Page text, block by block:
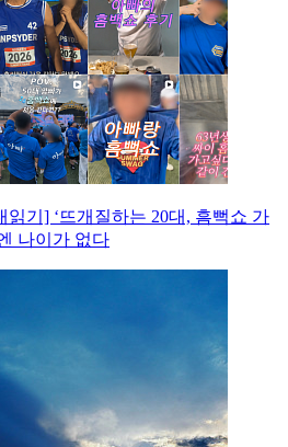
읽기] ‘뜨개질하는 20대, 흠뻑쇼 가
나이가 없다